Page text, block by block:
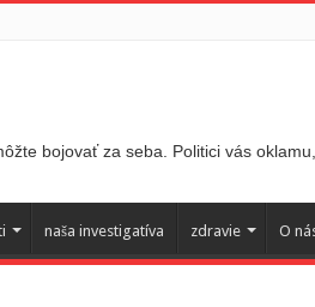
bojovať za seba. Politici vás
naša investigatíva zdravie O